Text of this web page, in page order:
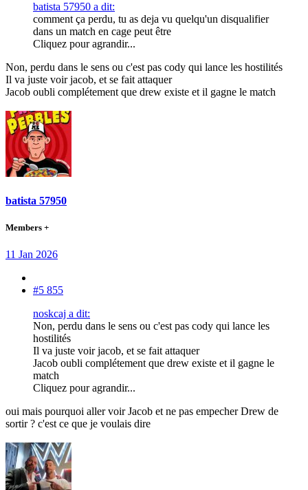
batista 57950 a dit:
comment ça perdu, tu as deja vu quelqu'un disqualifier
dans un match en cage peut être
Cliquez pour agrandir...
Non, perdu dans le sens ou c'est pas cody qui lance les hostilités
Il va juste voir jacob, et se fait attaquer
Jacob oubli complétement que drew existe et il gagne le match
batista 57950
Members +
11 Jan 2026
#5 855
noskcaj a dit:
Non, perdu dans le sens ou c'est pas cody qui lance les
hostilités
Il va juste voir jacob, et se fait attaquer
Jacob oubli complétement que drew existe et il gagne le
match
Cliquez pour agrandir...
oui mais pourquoi aller voir Jacob et ne pas empecher Drew de
sortir ? c'est ce que je voulais dire